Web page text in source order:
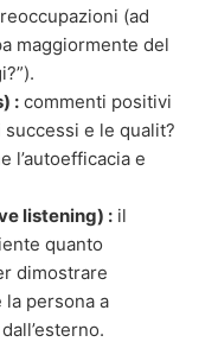
(ad
maggiormente del
: commenti positivi
e le qualit?
l’autoefficacia e
listening) : il
quanto
dimostrare
persona a